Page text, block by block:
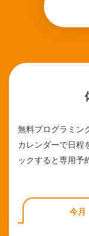
無料プログラミン
カレンダーで日程
ックすると専用予
今月